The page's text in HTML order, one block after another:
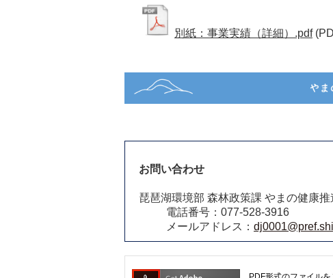
別紙：事業実績（詳細）.pdf
お問い合わせ
琵琶湖環境部 森林政策課 やまの健康推
電話番号：077-528-3916
メールアドレス：